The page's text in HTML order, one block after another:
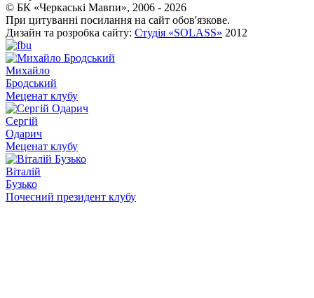
© БК «Черкаські Мавпи», 2006 - 2026
При цитуванні посилання на сайт обов'язкове.
Дизайн та розробка сайту: Студія «SOLASS» 2012
Михайло
Бродський
Меценат клубу
Сергій
Одарич
Меценат клубу
Віталій
Бузько
Почесний президент клубу